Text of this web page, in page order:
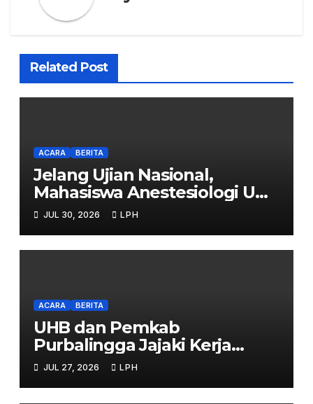
Related Post
ACARA BERITA
Jelang Ujian Nasional,
Mahasiswa Anestesiologi UHB
Jalani Simulasi
JUL 30, 2026 LPH
ACARA BERITA
UHB dan Pemkab
Purbalingga Jajaki Kerja
Sama Strategis
JUL 27, 2026 LPH